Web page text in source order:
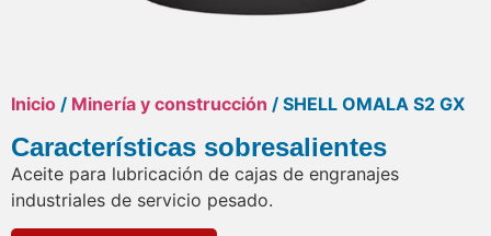
Inicio / Minería y construcción / SHELL OMALA S2 GX
Características sobresalientes
Aceite para lubricación de cajas de engranajes
industriales de servicio pesado.